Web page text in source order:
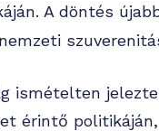
A döntés
ismételten
érintő